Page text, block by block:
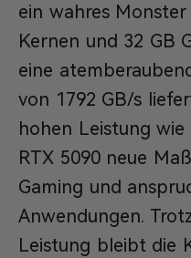
ein wahres
Kernen und 32 GB
eine
von 1792 GB/s
hohen Leistung
RTX 5090 neue
Gaming und
Anwendungen.
Leistung bleibt die